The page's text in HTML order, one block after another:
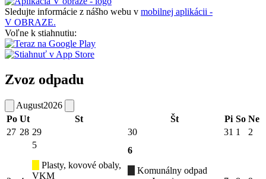
Sledujte informácie z nášho webu v mobilnej aplikácii -
V OBRAZE.
Voľne k stiahnutiu:
Zvoz odpadu
August2026
Po Ut St Št Pi So Ne
27 28 29 30 31 1 2
5
Plasty, kovové obaly,
VKM
6
Komunálny odpad